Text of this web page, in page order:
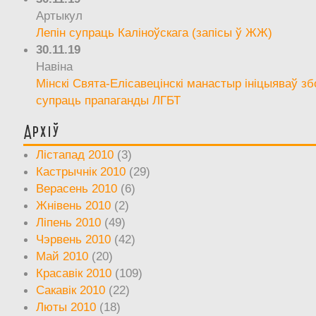
Артыкул
Лепін супраць Каліноўскага (запісы ў ЖЖ)
30.11.19
Навіна
Мінскі Свята-Елісавецінскі манастыр ініцыяваў
супраць прапаганды ЛГБТ
Архіў
Лістапад 2010 (3)
Кастрычнік 2010 (29)
Верасень 2010 (6)
Жнівень 2010 (2)
Ліпень 2010 (49)
Чэрвень 2010 (42)
Май 2010 (20)
Красавік 2010 (109)
Сакавік 2010 (22)
Люты 2010 (18)